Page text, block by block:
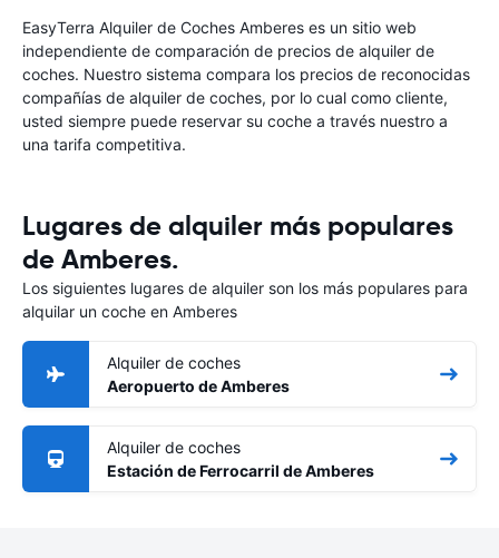
EasyTerra Alquiler de Coches Amberes es un sitio web
independiente de comparación de precios de alquiler de
coches. Nuestro sistema compara los precios de reconocidas
compañías de alquiler de coches, por lo cual como cliente,
usted siempre puede reservar su coche a través nuestro a
una tarifa competitiva.
Lugares de alquiler más populares
de Amberes.
Los siguientes lugares de alquiler son los más populares para
alquilar un coche en Amberes
Alquiler de coches
Aeropuerto de Amberes
Alquiler de coches
Estación de Ferrocarril de Amberes